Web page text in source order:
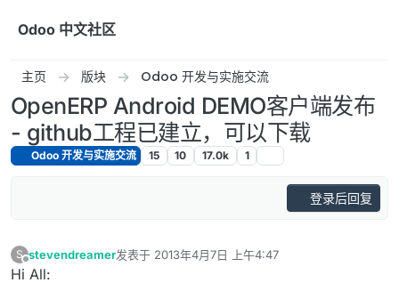
Odoo 中文社区
主页 版块 Odoo 开发与实施交流
OpenERP Android DEMO客户端发布
- github工程已建立，可以下载
Odoo 开发与实施交流 15 10 17.0k 1
登录后回复
S
离线
stevendreamer发表于 2013年4月7日 上午4:47
最后由 编辑
Hi All: